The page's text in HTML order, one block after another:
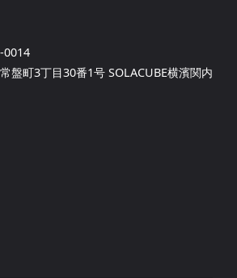
0014
盤町3丁目30番1号 SOLACUBE横濱関内